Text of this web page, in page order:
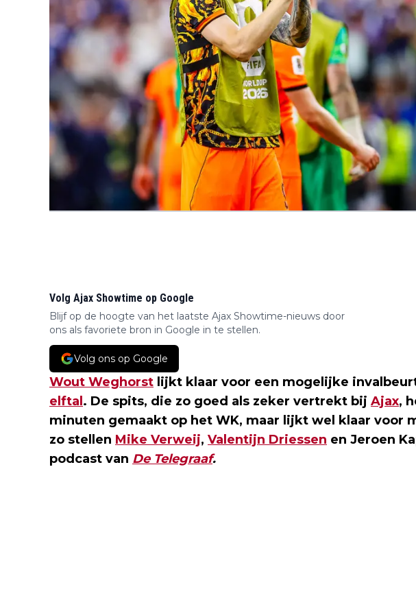
Volg Ajax Showtime op Google
Blijf op de hoogte van het laatste Ajax Showtime-nieuws door
ons als favoriete bron in Google in te stellen.
Volg ons op Google
Wout Weghorst lijkt klaar voor een mogelijke
elftal . De spits, die zo goed als zeker vertrekt bij Ajax,
minuten gemaakt op het WK, maar lijkt wel klaar voor
zo stellen Mike Verweij, Valentijn Driessen en Jeroen
podcast van De Telegraaf.